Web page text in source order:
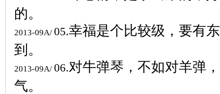
的。
2013-09A/ 05.幸福是个比较级，要有
到。
2013-09A/ 06.对牛弹琴，不如对羊弹
气。